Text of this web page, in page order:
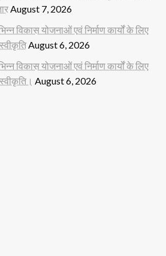
August 7, 2026
विकास योजनाओं एवं निर्माण कार्यों के लिए
August 6, 2026
विकास योजनाओं एवं निर्माण कार्यों के लिए
August 6, 2026